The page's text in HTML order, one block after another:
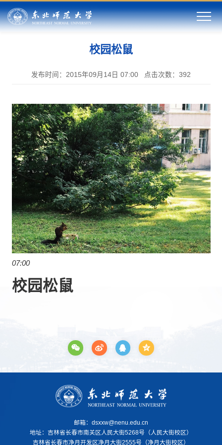
校园松鼠
发布时间：2015年09月14日 07:00 点击次数：392
07:00
校园松鼠
邮箱：dsxxw@nenu.edu.cn
地址： 吉林省长春市南关区人民大街5268号（人民大街校区）
吉林省长春市净月开发区净月大街2555号（净月大街校区）